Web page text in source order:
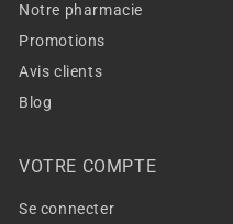
Notre pharmacie
Promotions
Avis clients
Blog
VOTRE COMPTE
Se connecter